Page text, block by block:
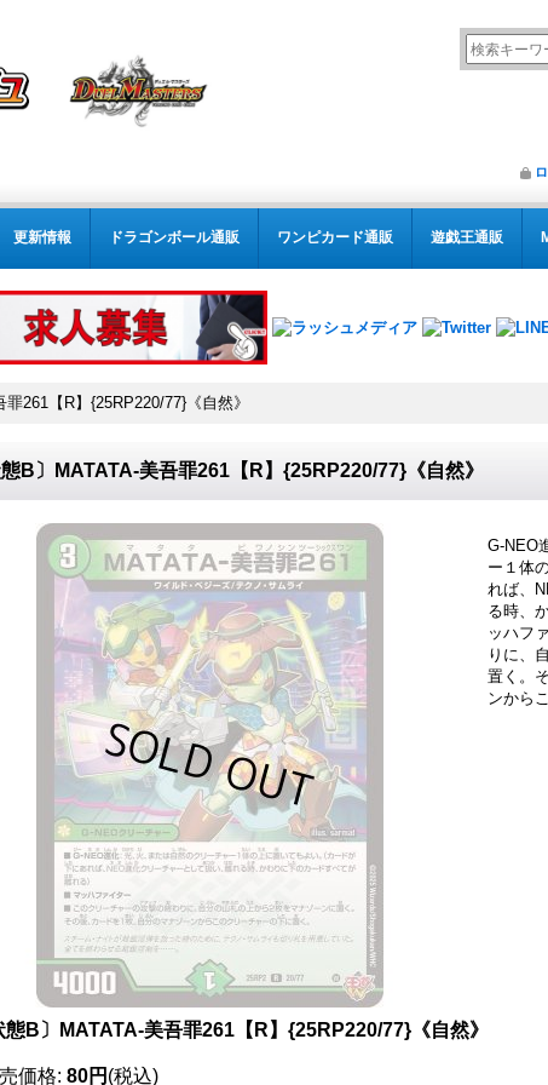
更新情報 ドラゴンボール通販 ワンピカード通販 遊戯王通販
261【R】{25RP220/77}《自然》
B〕MATATA-美吾罪261【R】{25RP220/77}《自然》
G-NEO
ー１体
れば、
る時、
ッハフ
りに、
置く。
ンから
態B〕MATATA-美吾罪261【R】{25RP220/77}《自然》
価格: 80円 (税込)